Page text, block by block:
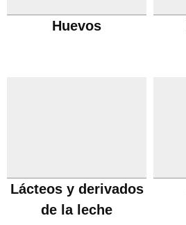
Huevos
Lácteos y derivados
de la leche